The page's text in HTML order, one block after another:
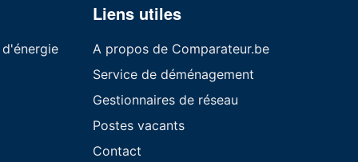
Liens utiles
A propos de Comparateur.be
Service de déménagement
Gestionnaires de réseau
Postes vacants
Contact